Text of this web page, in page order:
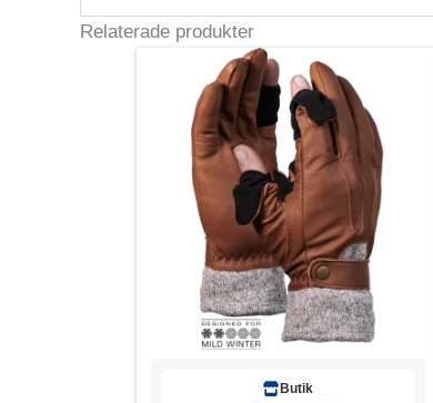
Relaterade produkter
Butik